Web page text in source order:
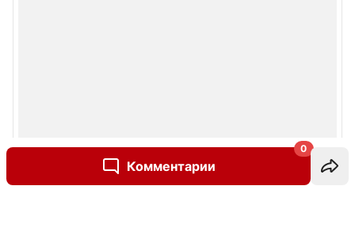
Комментарии
0